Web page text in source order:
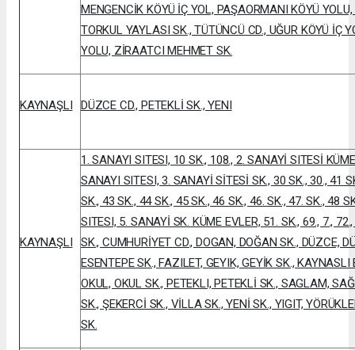
MENGENCİK KÖYÜ İÇ YOL, PAŞAORMANI KÖYÜ
TORKUL YAYLASI SK., TÜTÜNCÜ CD., UĞUR KÖYÜ İÇ
YOLU, ZİRAATCI MEHMET SK.
KAYNAŞLI DÜZCE CD., PETEKLİ SK., YENI
KAYNAŞLI
1. SANAYI SITESI, 10 SK., 108., 2. SANAYİ SITESİ
SANAYI SITESI, 3. SANAYİ SİTESİ SK., 30 SK., 30., 41
SK., 43 SK., 44 SK., 45 SK., 46 SK., 46. SK., 47. SK., 48
SITESI, 5. SANAYİ SK. KÜME EVLER, 51. SK., 69., 7.,
SK., CUMHURİYET CD., DOGAN, DOĞAN SK., DÜZCE,
ESENTEPE SK., FAZILET, GEYIK, GEYİK SK.,
OKUL, OKUL SK., PETEKLI, PETEKLİ SK., SAGLAM,
SK., ŞEKERCİ SK., VİLLA SK., YENİ SK., YIGIT,
SK.